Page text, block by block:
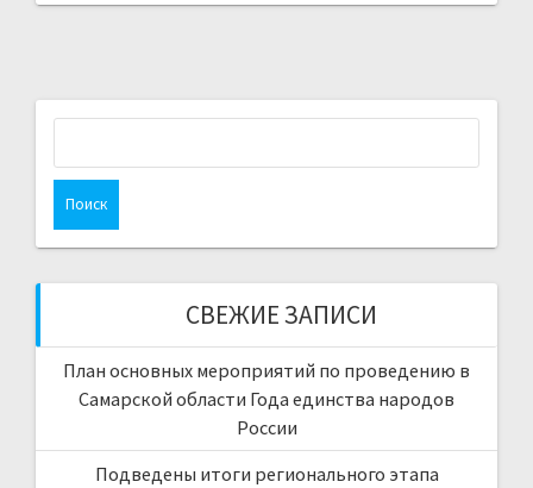
СВЕЖИЕ ЗАПИСИ
План основных мероприятий по проведению в
Самарской области Года единства народов
России
Подведены итоги регионального этапа